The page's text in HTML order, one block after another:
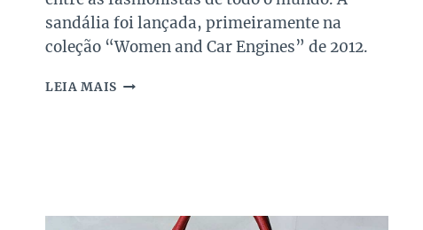
sandália foi lançada, primeiramente na
coleção “Women and Car Engines” de 2012.
LEIA MAIS FLAME
NOVO